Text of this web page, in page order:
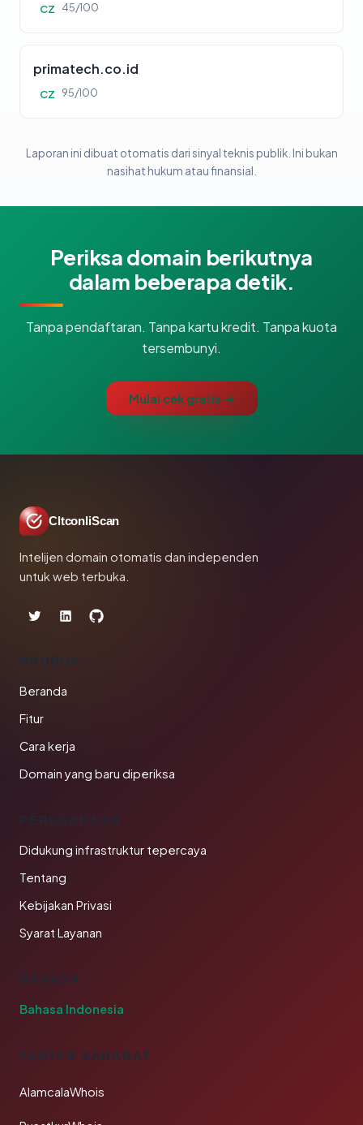
CZ 45/100
primatech.co.id
CZ 95/100
Laporan ini dibuat otomatis dari sinyal teknis publik. Ini bukan
nasihat hukum atau finansial.
Periksa domain berikutnya
dalam beberapa detik.
Tanpa pendaftaran. Tanpa kartu kredit. Tanpa kuota
tersembunyi.
Mulai cek gratis →
CltconliScan
Intelijen domain otomatis dan independen
untuk web terbuka.
PRODUK
Beranda
Fitur
Cara kerja
Domain yang baru diperiksa
PERUSAHAAN
Didukung infrastruktur tepercaya
Tentang
Kebijakan Privasi
Syarat Layanan
BAHASA
Bahasa Indonesia
TAUTAN SAHABAT
AlamcalaWhois